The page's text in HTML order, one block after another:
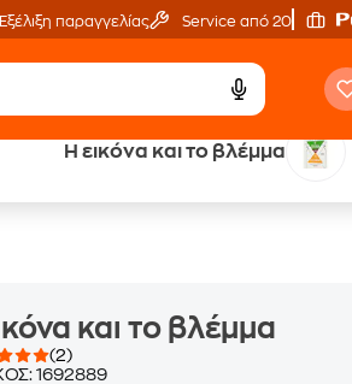
Εξέλιξη παραγγελίας Service από 20'
Η εικόνα και το βλέμμα
Έλα στον κόσμο
και το βλέμμα
(2)
1692889